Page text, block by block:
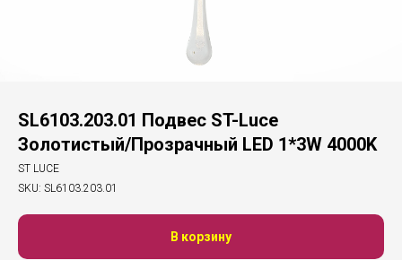
SL6103.203.01 Подвес ST-Luce
Золотистый/Прозрачный LED 1*3W 4000K
ST LUCE
SKU: SL6103.203.01
В корзину